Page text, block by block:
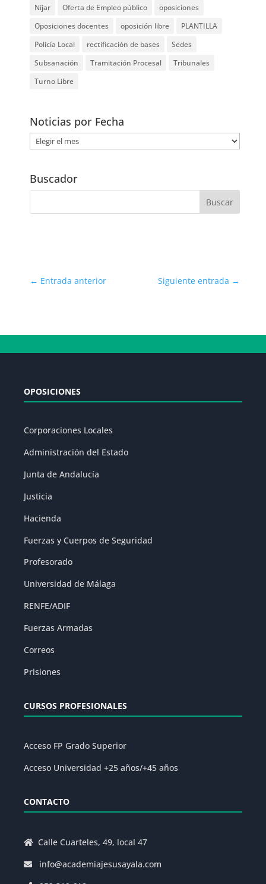
Níjar
Oferta de Empleo público
oposiciones
Oposiciones docentes
oposición libre
PLANTILLA
Policía Local
rectificación de bases
Sedes
Subsanación
Tramitación Procesal
Tribunales
Turno Libre
Noticias por Fecha
Noticias
por
Buscador
← Entrada anterior Siguiente entrada →
OPOSICIONES
Corporaciones Locales
Administración del Estado
Junta de Andalucía
Justicia
Hacienda
Fuerzas y Cuerpos de Seguridad
Profesorado
Universidad de Málaga
RENFE/ADIF
Fuerzas Armadas
Correos
Prisiones
CURSOS PROFESIONALES
Acceso FP Grado Superior
Acceso Universidad +25 años/+45 años
CONTACTO
Calle Cuarteles, 49, local 47
info@academiajesusayala.com